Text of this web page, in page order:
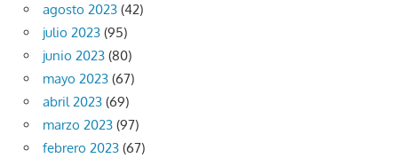
agosto 2023 (42)
julio 2023 (95)
junio 2023 (80)
mayo 2023 (67)
abril 2023 (69)
marzo 2023 (97)
febrero 2023 (67)